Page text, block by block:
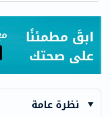
نظرة عامة